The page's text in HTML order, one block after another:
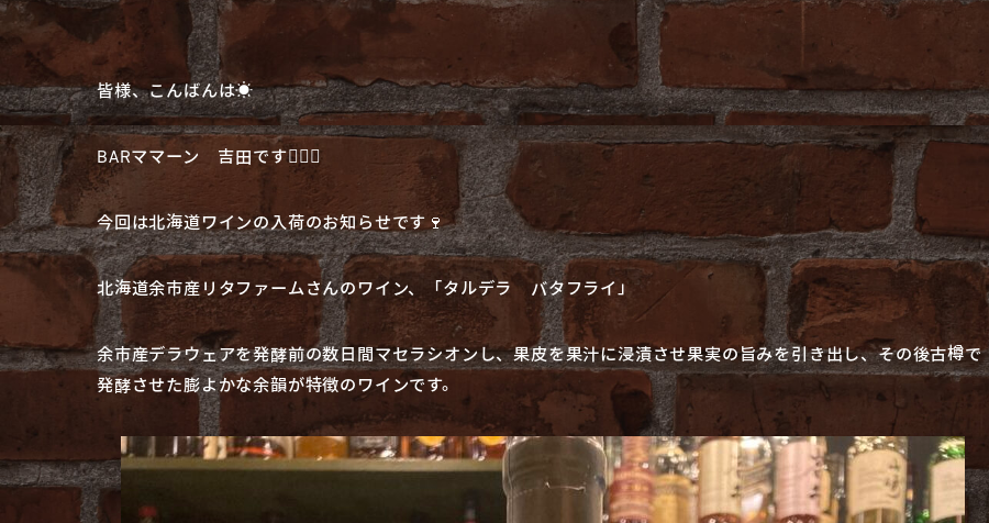
皆様、こんばんは☀️
BARママーン 吉田です🧔🏻‍♂️
今回は北海道ワインの入荷のお知らせです🍷
北海道余市産リタファームさんのワイン、「タルデラ バタフライ」
余市産デラウェアを発酵前の数日間マセラシオンし、果皮を果汁に浸漬させ果実の旨みを引き出し、その後古樽で
発酵させた膨よかな余韻が特徴のワインです。